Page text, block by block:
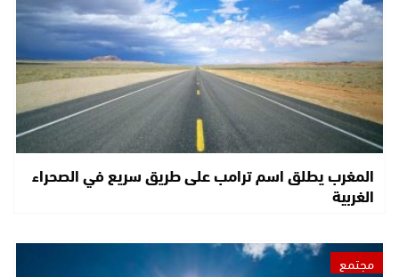
المغرب يطلق اسم ترامب على طريق سريع في الصحراء
الغربية
مجتمع